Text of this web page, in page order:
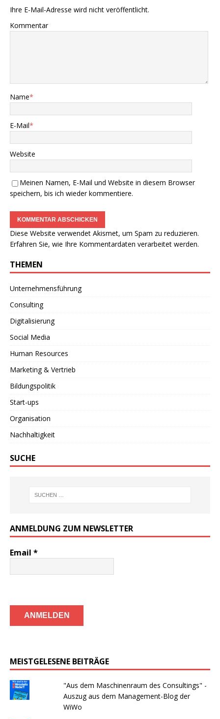
Ihre E-Mail-Adresse wird nicht veröffentlicht.
Kommentar
Name*
E-Mail*
Website
Meinen Namen, E-Mail und Website in diesem Browser
speichern, bis ich wieder kommentiere.
Diese Website verwendet Akismet, um Spam zu reduzieren.
Erfahren Sie, wie Ihre Kommentardaten verarbeitet werden.
THEMEN
Unternehmensführung
Consulting
Digitalisierung
Social Media
Human Resources
Marketing & Vertrieb
Bildungspolitik
Start-ups
Organisation
Nachhaltigkeit
SUCHE
ANMELDUNG ZUM NEWSLETTER
Email *
MEISTGELESENE BEITRÄGE
"Aus dem Maschinenraum des Consultings" -
Auszug aus dem Management-Blog der
WiWo